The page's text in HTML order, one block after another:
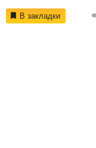
В закладки